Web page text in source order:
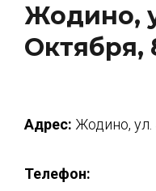
Жодино,
Октября,
Адрес: Жодино, ул.
Телефон: